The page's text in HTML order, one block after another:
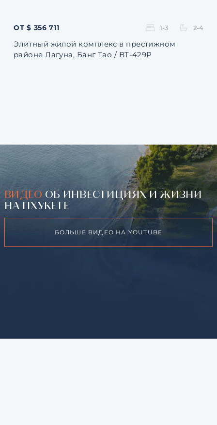
ОТ $ 356 711 1-3 2-4
Элитный жилой комплекс в престижном
районе Лагуна, Банг Тао / BT-429P
ВИДЕО ОБ ИНВЕСТИЦИЯХ И ЖИЗНИ
НА ПХУКЕТЕ
БОЛЬШЕ ВИДЕО НА YOUTUBE